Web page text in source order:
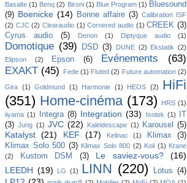
Basalte (1) Benq (2) Bironi (1) Blue Program (1) Bluesound
(9) Boenicke (14) Bonne affaire (3) Calibration ISF
(2) CJC (2) Clearaudio (1) Cornered audio (1) CREEK (3)
Cyrus audio
(5) Denon (1) Diptyque audio (1)
Domotique (39) DSD (3) DUNE (2) Ekstatik (2)
Elipson
(2) Epson (6) Evénements
(63)
EXAKT (45) Fede (1) Fluted (2) Future automation (2)
Gira (1) Goldmund (1) Harmonie (1) HEOS (2)
HiFi
(351) Home-cinéma (173) HRS (1)
iiyama (1) Integra (8) Integration (33) Isotek (1)
(3) Jung (1) JVC (22) Kaleidescape (1) Karousel (5)
Katalyst (21) KEF (17) Kelinac (1) Klimax
(3)
Klimax Solo 500 (3) Klimax Solo 800 (2) Koil (1) Krane
(2)
Kustom DSM (3) Le saviez-vous?
(16)
LEEDH (19) LG (1) LINN (220) Lotus (4)